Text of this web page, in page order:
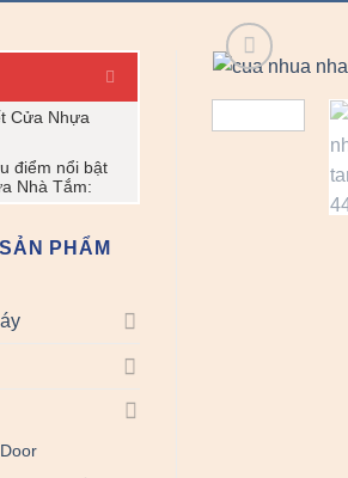
Cửa Nhựa
điểm nổi bật
Nhà Tắm:
PHẨM